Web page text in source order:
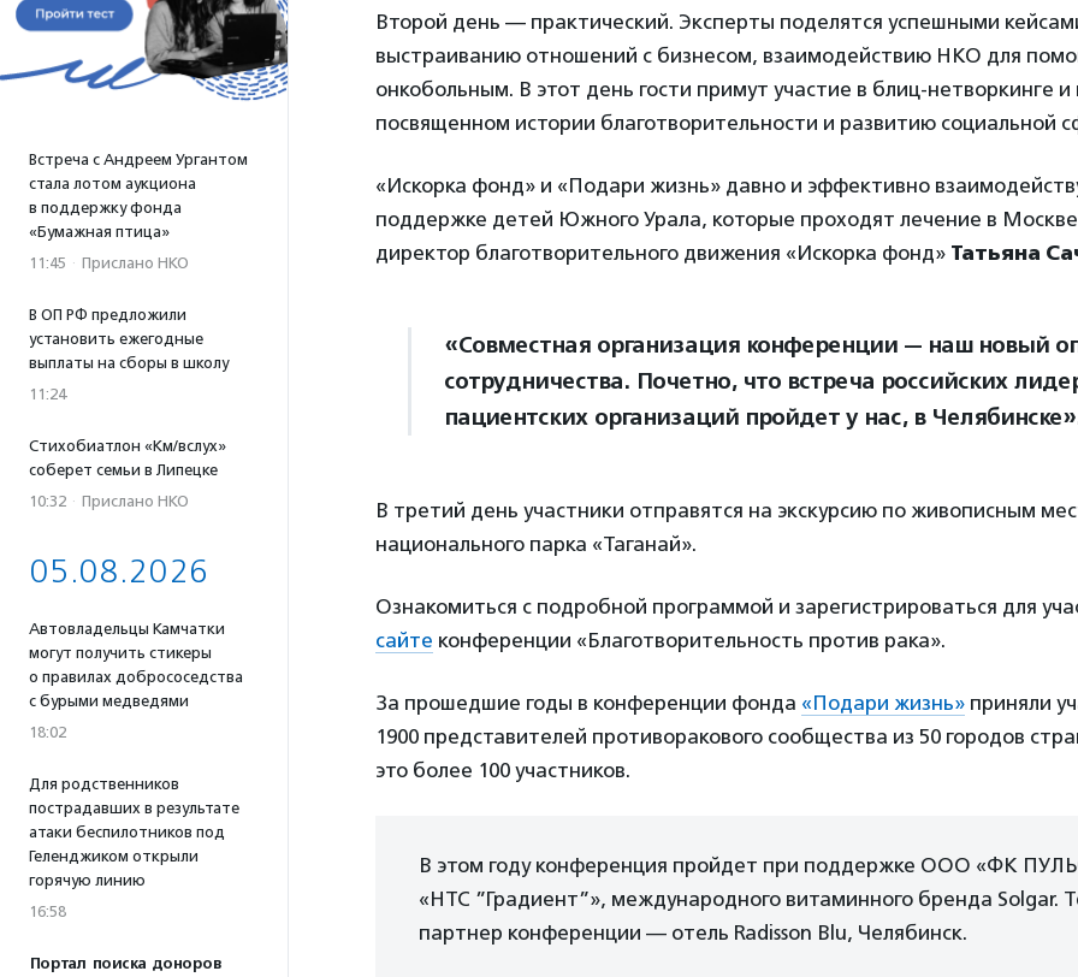
Встреча с Андреем Ургантом
стала лотом аукциона
в поддержку фонда
«Бумажная птица»
11:45 · Прислано НКО
В ОП РФ предложили
установить ежегодные
выплаты на сборы в школу
11:24
Стихобиатлон «Км/вслух»
соберет семьи в Липецке
10:32 · Прислано НКО
05.08.2026
Автовладельцы Камчатки
могут получить стикеры
о правилах добрососедства
с бурыми медведями
18:02
Для родственников
пострадавших в результате
атаки беспилотников под
Геленджиком открыли
горячую линию
16:58
Портал поиска доноров
Второй день — практический. Эксперты поделятся успешными
выстраиванию отношений с бизнесом, взаимодействию НКО для
онкобольным. В этот день гости примут участие в блиц-нетворкинге и
посвященном истории благотворительности и развитию социальной
«Искорка фонд» и «Подари жизнь» давно и эффективно
поддержке детей Южного Урала, которые проходят лечение в
директор благотворительного движения «Искорка фонд» Татьяна
«Совместная организация конференции — наш новый
сотрудничества. Почетно, что встреча российских
пациентских организаций пройдет у нас, в
В третий день участники отправятся на экскурсию по живописным
национального парка «Таганай».
Ознакомиться с подробной программой и зарегистрироваться для
сайте конференции «Благотворительность против рака».
За прошедшие годы в конференции фонда «Подари жизнь» приняли
1900 представителей противоракового сообщества из 50 городов
это более 100 участников.
В этом году конференция пройдет при поддержке ООО «ФК
«НТС ”Градиент”», международного витаминного бренда Solgar.
партнер конференции — отель Radisson Blu, Челябинск.